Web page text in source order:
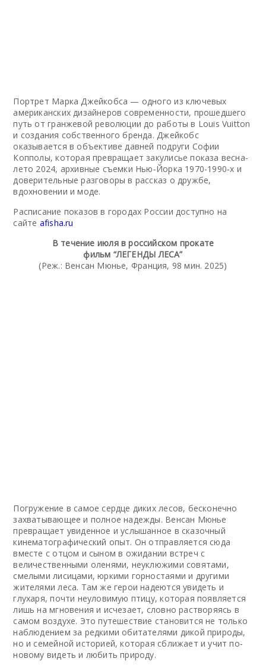
Портрет Марка Джейкобса — одного из ключевых
американских дизайнеров современности, прошедшего
путь от гранжевой революции до работы в Louis Vuitton
и создания собственного бренда. Джейкобс
оказывается в объективе давней подруги Софии
Копполы, которая превращает закулисье показа весна-
лето 2024, архивные съемки Нью‑Йорка 1970-1990‑х и
доверительные разговоры в рассказ о дружбе,
вдохновении и моде.
Расписание показов в городах России доступно на
сайте afisha.ru
В течение июля в российском прокате
фильм “ЛЕГЕНДЫ ЛЕСА”
(Реж.: Венсан Мюнье, Франция, 98 мин. 2025)
Погружение в самое сердце диких лесов, бесконечно
захватывающее и полное надежды. Венсан Мюнье
превращает увиденное и услышанное в сказочный
кинематографический опыт. Он отправляется сюда
вместе с отцом и сыном в ожидании встреч с
величественными оленями, неуклюжими совятами,
смелыми лисицами, юркими горностаями и другими
жителями леса. Там же герои надеются увидеть и
глухаря, почти неуловимую птицу, которая появляется
лишь на мгновения и исчезает, словно растворяясь в
самом воздухе. Это путешествие становится не только
наблюдением за редкими обитателями дикой природы,
но и семейной историей, которая сближает и учит по-
новому видеть и любить природу.